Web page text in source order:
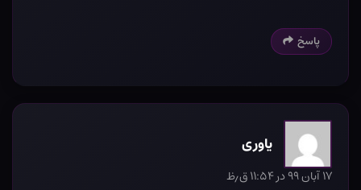
پاسخ
یاوری
۱۷ آبان ۹۹ در ۱۱:۵۴ ق٫ظ